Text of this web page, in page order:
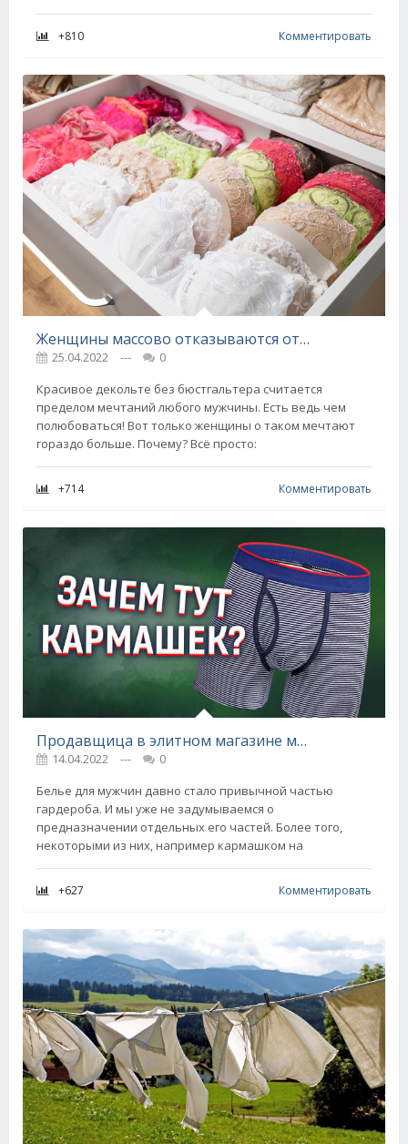
+810 Комментировать
Женщины массово отказываются от кружевных неудобных комплектов с косточками, есть приятная альтернатива
25.04.2022 ---
0
Красивое декольте без бюстгальтера считается
пределом мечтаний любого мужчины. Есть ведь чем
полюбоваться! Вот только женщины о таком мечтают
гораздо больше. Почему? Всё просто:
+714 Комментировать
Продавщица в элитном магазине мужской одежды раскрыла тайну гардероба истинного джентльмена
14.04.2022 ---
0
Белье для мужчин давно стало привычной частью
гардероба. И мы уже не задумываемся о
предназначении отдельных его частей. Более того,
некоторыми из них, например кармашком на
+627 Комментировать